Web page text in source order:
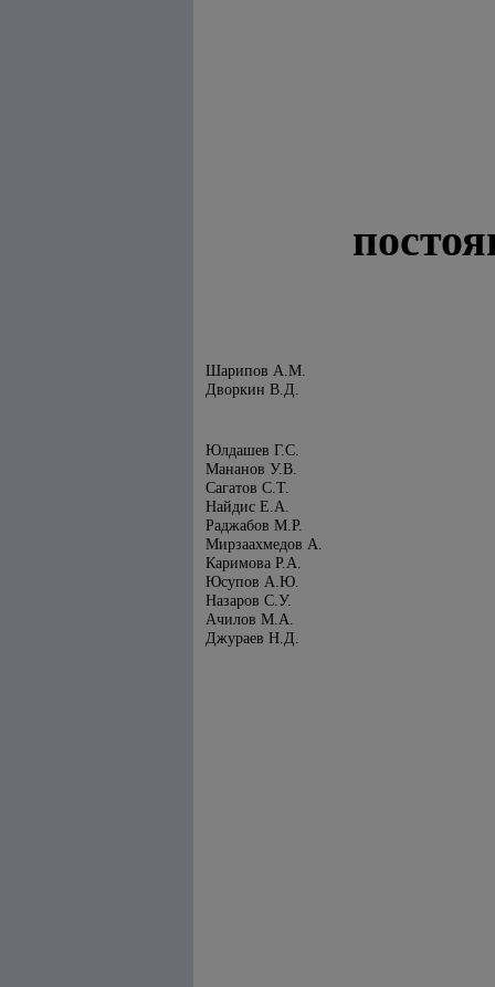
Шарипов А.М.
Дворкин В.Д.
Юлдашев Г.С.
Мананов У.В.
Сагатов С.Т.
Hайдис Е.А.
Раджабов М.Р.
Мирзаахмедов А.
Каримова Р.А.
Юсупов А.Ю.
Hазаров С.У.
Ачилов М.А.
Джураев H.Д.